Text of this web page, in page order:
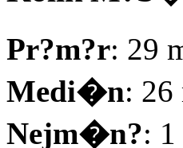
Pr?m?r: 29
Medi�n:
Nejm�n?: